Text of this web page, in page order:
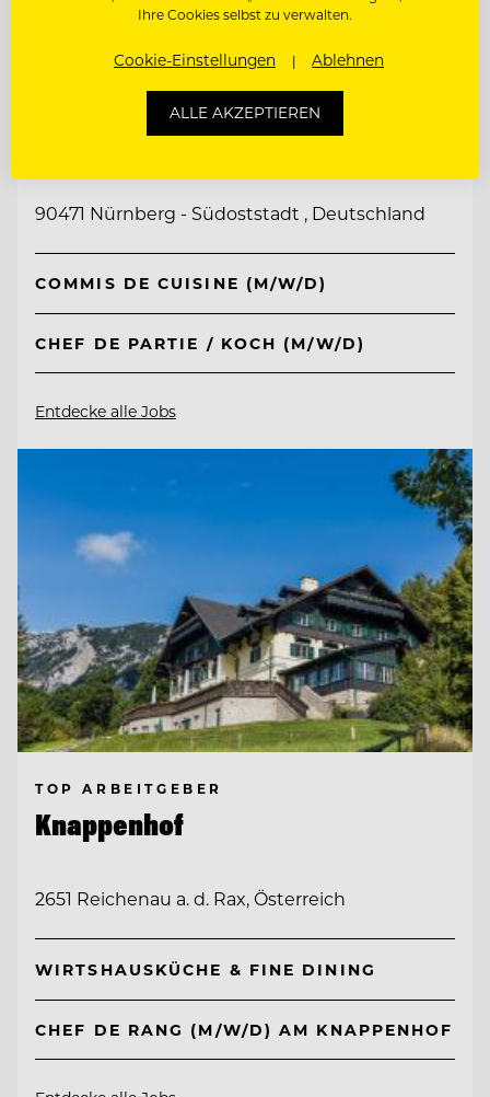
Lehrieder Catering-Party-Service
90471 Nürnberg - Südoststadt , Deutschland
COMMIS DE CUISINE (M/W/D)
CHEF DE PARTIE / KOCH (M/W/D)
Entdecke alle Jobs
TOP ARBEITGEBER
Knappenhof
2651 Reichenau a. d. Rax, Österreich
WIRTSHAUSKÜCHE & FINE DINING
CHEF DE RANG (M/W/D) AM KNAPPENHOF
Ihre Cookies selbst zu verwalten.
Cookie-Einstellungen Ablehnen
ALLE AKZEPTIEREN